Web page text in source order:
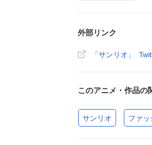
外部リンク
「サンリオ」
このアニメ・作品の
サンリオ ファッ